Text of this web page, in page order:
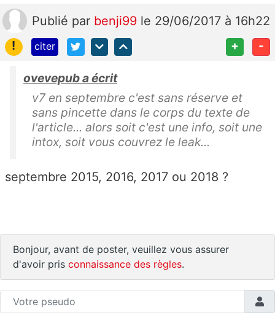
Publié par benji99 le 29/06/2017 à 16h22
!
citer + -
ovevepub a écrit
v7 en septembre c'est sans réserve et
sans pincette dans le corps du texte de
l'article... alors soit c'est une info, soit une
intox, soit vous couvrez le leak...
septembre 2015, 2016, 2017 ou 2018 ?
Bonjour, avant de poster, veuillez vous assurer
d'avoir pris connaissance des règles.